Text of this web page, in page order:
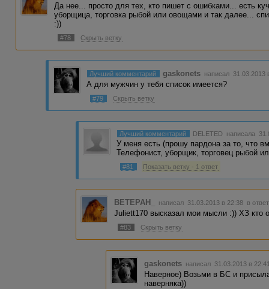
Да нее... просто для тех, кто пишет с ошибками... есть
уборщица, торговка рыбой или овощами и так далее...
:))
#78 Скрыть ветку
Лучший комментарий gaskonets написал
А для мужчин у тебя список имеется?
#79 Скрыть ветку
Лучший комментарий DELETED написала
У меня есть (прошу пардона за то, что
Телефонист, уборщик, торговец рыбой
#81 Показать ветку - 1 ответ
BETEPAH_ написал 31.03.2013 в 22:38 в
Juliett170 высказал мои мысли :)) ХЗ кто
#83 Скрыть ветку
gaskonets написал 31.03.2013 в
Наверное) Возьми в БС и
наверняка))